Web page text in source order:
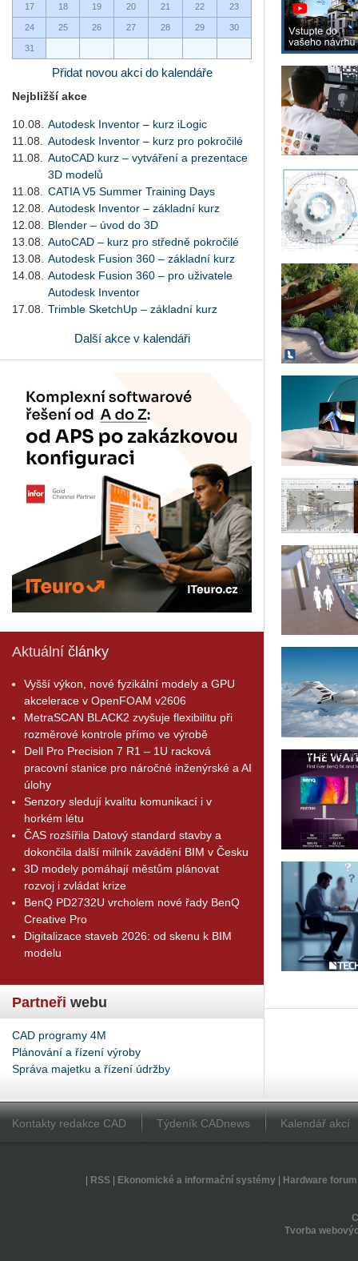
17 18 19 20 21 22 23
24 25 26 27 28 29 30
31
Přidat novou akci do kalendáře
Nejbližší akce
10.08.
Autodesk Inventor – kurz iLogic
11.08.
Autodesk Inventor – kurz pro pokročilé
11.08.
AutoCAD kurz – vytváření a prezentace
3D modelů
11.08.
CATIA V5 Summer Training Days
12.08.
Autodesk Inventor – základní kurz
12.08.
Blender – úvod do 3D
13.08.
AutoCAD – kurz pro středně pokročilé
13.08.
Autodesk Fusion 360 – základní kurz
14.08.
Autodesk Fusion 360 – pro uživatele
Autodesk Inventor
17.08.
Trimble SketchUp – základní kurz
Další akce v kalendáři
Aktuální články
Vyšší výkon, nové fyzikální modely a GPU
akcelerace v OpenFOAM v2606
MetraSCAN BLACK2 zvyšuje flexibilitu při
rozměrové kontrole přímo ve výrobě
Dell Pro Precision 7 R1 – 1U racková
pracovní stanice pro náročné inženýrské a AI
úlohy
Senzory sledují kvalitu komunikací i v
horkém létu
ČAS rozšířila Datový standard stavby a
dokončila další milník zavádění BIM v Česku
3D modely pomáhají městům plánovat
rozvoj i zvládat krize
BenQ PD2732U vrcholem nové řady BenQ
Creative Pro
Digitalizace staveb 2026: od skenu k BIM
modelu
Partneři webu
CAD programy 4M
Plánování a řízení výroby
Správa majetku a řízení údržby
se za­mě­řu­je
Kontakty redakce CAD Týdeník CADnews Kalendář akcí
RSS| Ekonomické a informační systémy| Hardware forum
Tvorba